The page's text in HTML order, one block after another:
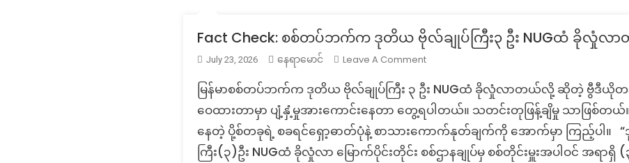
နဲ့
ထုတ်
ပြန်
အတု
Fact Check: စစ်တပ်ဘက်က ဒုတိယ ဗိုလ်ချုပ်ကြီး၃ ဦး NUGထံ ခိုလှုံလ
July 23, 2026 နေရာမောင် Leave A CommentOn
Check:
စစ်တပ်
ဘက်
က
ဒုတိယ
မြန်မာစစ်တပ်ဘက်က ဒုတိယ ဗိုလ်ချုပ်ကြီး ၃ ဦး NUGထံ ခိုလှုံလာတယ်လို့ ဆိုတဲ့ ဗွီဒီယိုတခု
ဝေထားတာမှာ ပျံ့နှံ့မှုအားကောင်းနေတာ တွေ့ရပါတယ်။ သတင်းတုဖြန့်ချိမှု သာဖြစ်တယ်
နေတဲ့ ပို့စ်တခုရဲ့ စခရင်ရှော့ဓာတ်ပုံနဲ့ စာသားကောက်နုတ်ချက်ကို အောက်မှာ ကြည့်ပါ။
ကြီး(၃)ဦး NUGထံ ခိုလှုံလာ မြောက်ပိုင်းတိုင်း စစ်ဌာနချုပ်မှ စစ်တိုင်းမှူးအပါဝင် အရာရှိ (